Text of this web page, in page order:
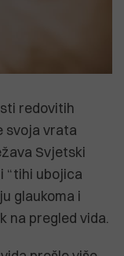
redovitih
svoja vrata
Svjetski
“tihi ubojica
glaukoma i
na pregled vida.